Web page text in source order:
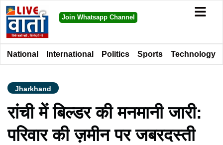
Join Whatsapp Channel
National International Politics Sports Technology
Jharkhand
रांची में बिल्डर की मनमानी जारी:
परिवार की ज़मीन पर जबरदस्ती